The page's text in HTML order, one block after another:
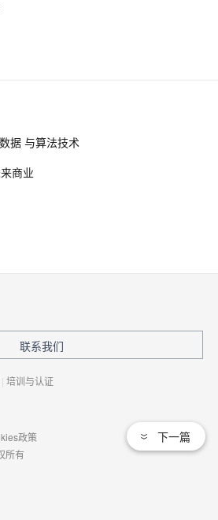
据 与算法技术
商业
下一篇
联系我们
| 培训与认证
政策
所有